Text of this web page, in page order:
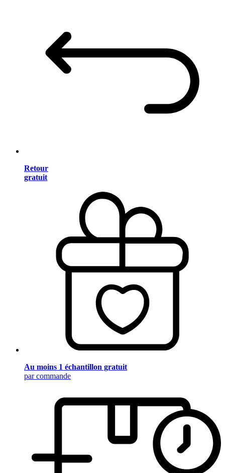
Retour
gratuit
Au moins 1 échantillon gratuit
par commande